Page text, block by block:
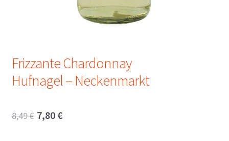
Frizzante Chardonnay
Hufnagel – Neckenmarkt
8,49€ Ursprünglicher
7,80 €Aktueller